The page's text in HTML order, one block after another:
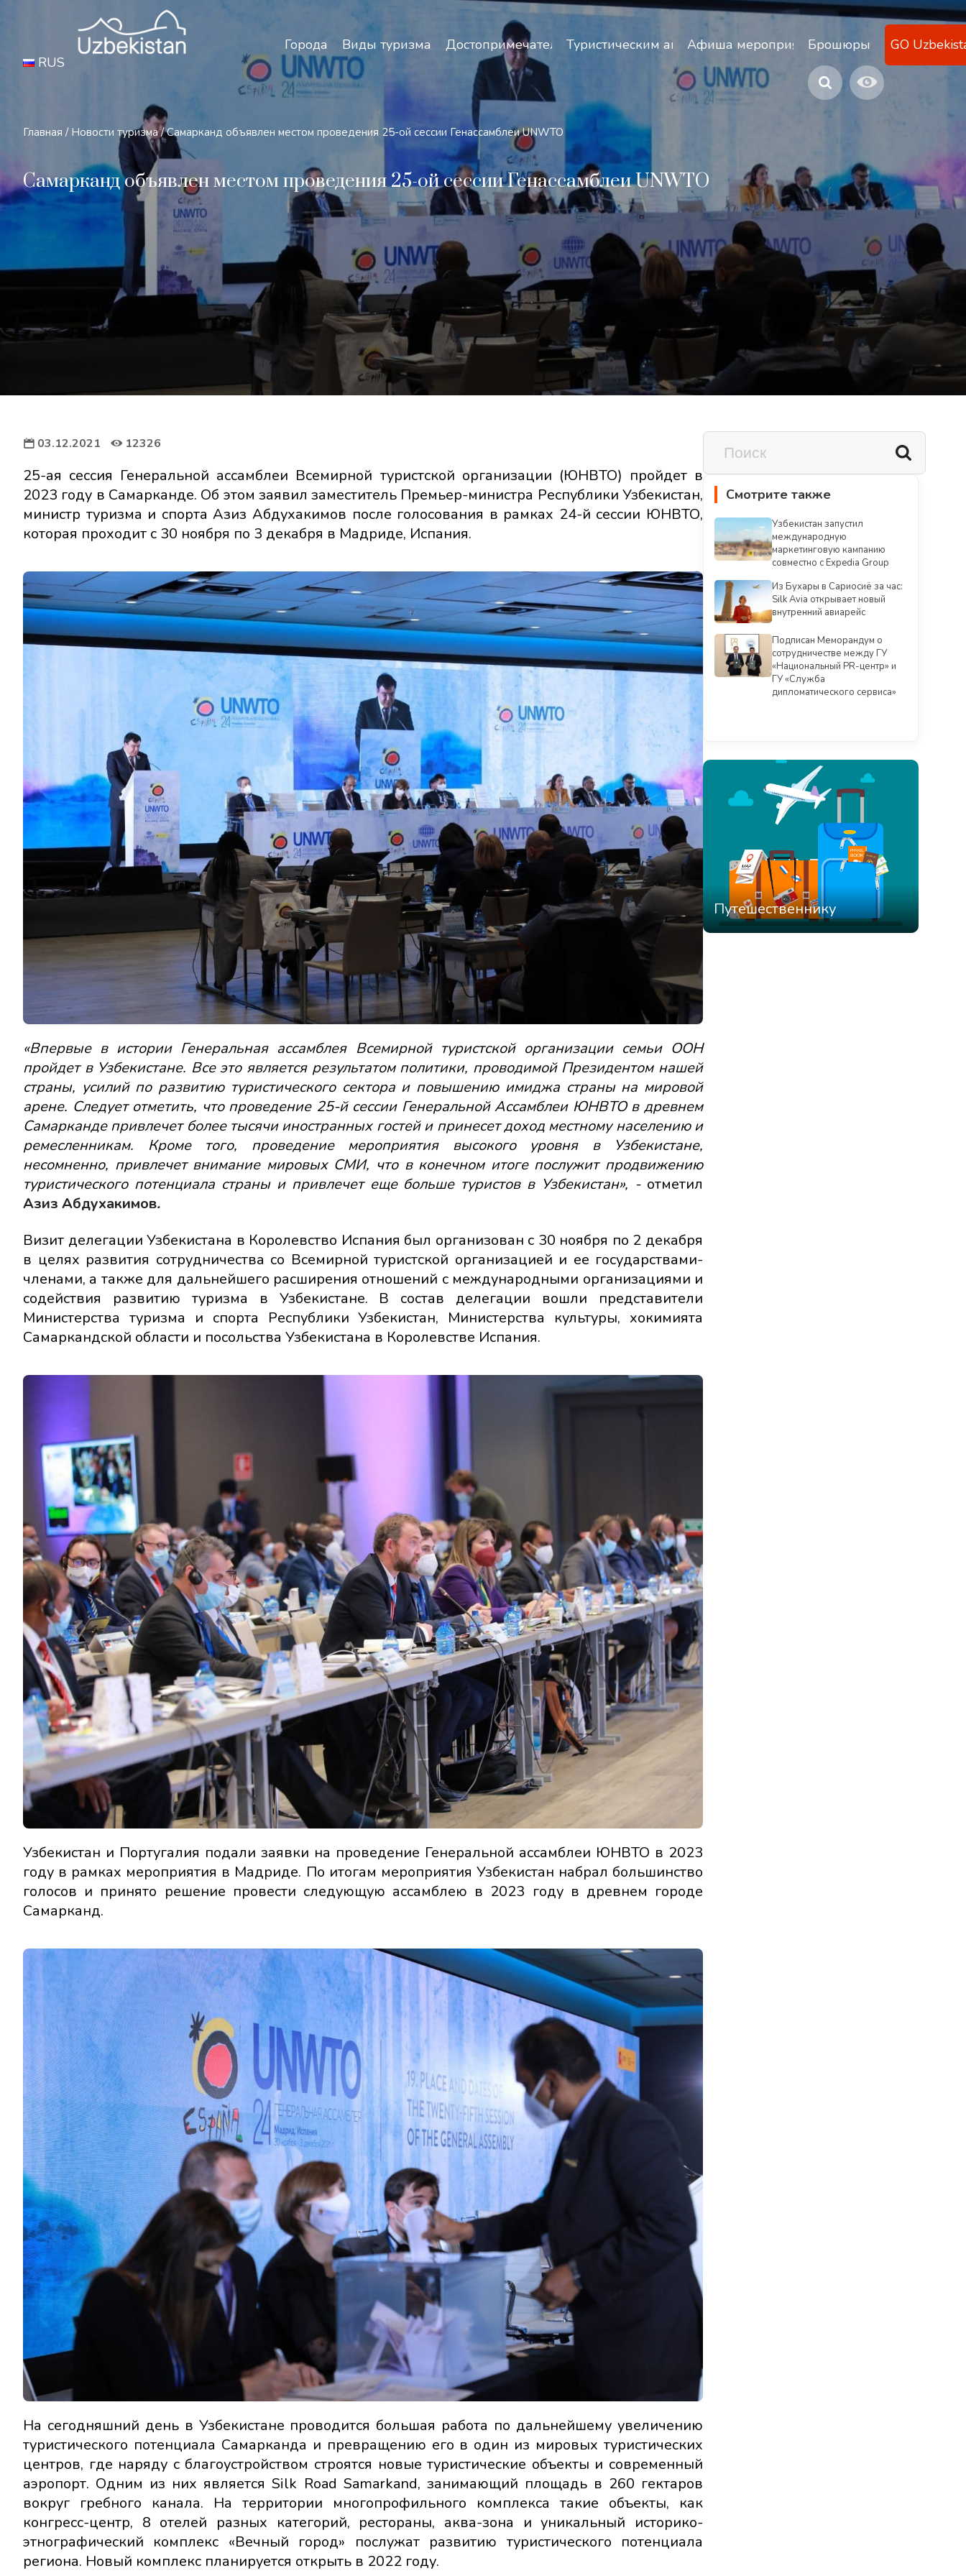
Безопасность и особенности путешествий по Узбекистану
Города
Виды туризма ДостопримечательностиТуристическим агентствамАфиша мероприятийБрошюры
GO
RUS
Главная / Новости туризма / Самарканд объявлен местом проведения 25-ой сессии Генассамблеи UNWTO
Самарканд объявлен местом проведения 25-ой сессии Генассамблеи UNWTO
03.12.2021 12326
25-ая сессия Генеральной ассамблеи Всемирной туристской организации (ЮНВТО) пройдет в
2023 году в Самарканде. Об этом заявил заместитель Премьер-министра Республики Узбекистан,
министр туризма и спорта Азиз Абдухакимов после голосования в рамках 24-й сессии ЮНВТО,
которая проходит с 30 ноября по 3 декабря в Мадриде, Испания.
«Впервые в истории Генеральная ассамблея Всемирной туристской организации семьи ООН
пройдет в Узбекистане. Все это является результатом политики, проводимой Президентом нашей
страны, усилий по развитию туристического сектора и повышению имиджа страны на мировой
арене. Следует отметить, что проведение 25-й сессии Генеральной Ассамблеи ЮНВТО в древнем
Самарканде привлечет более тысячи иностранных гостей и принесет доход местному населению и
ремесленникам. Кроме того, проведение мероприятия высокого уровня в Узбекистане,
несомненно, привлечет внимание мировых СМИ, что в конечном итоге послужит продвижению
туристического потенциала страны и привлечет еще больше туристов в Узбекистан», - отметил
Азиз Абдухакимов.
Визит делегации Узбекистана в Королевство Испания был организован с 30 ноября по 2 декабря
в целях развития сотрудничества со Всемирной туристской организацией и ее государствами-
членами, а также для дальнейшего расширения отношений с международными организациями и
содействия развитию туризма в Узбекистане. В состав делегации вошли представители
Министерства туризма и спорта Республики Узбекистан, Министерства культуры, хокимията
Самаркандской области и посольства Узбекистана в Королевстве Испания.
Узбекистан и Португалия подали заявки на проведение Генеральной ассамблеи ЮНВТО в 2023
году в рамках мероприятия в Мадриде. По итогам мероприятия Узбекистан набрал большинство
голосов и принято решение провести следующую ассамблею в 2023 году в древнем городе
Самарканд.
На сегодняшний день в Узбекистане проводится большая работа по дальнейшему увеличению
туристического потенциала Самарканда и превращению его в один из мировых туристических
центров, где наряду с благоустройством строятся новые туристические объекты и современный
аэропорт. Одним из них является Silk Road Samarkand, занимающий площадь в 260 гектаров
вокруг гребного канала. На территории многопрофильного комплекса такие объекты, как
конгресс-центр, 8 отелей разных категорий, рестораны, аква-зона и уникальный историко-
этнографический комплекс «Вечный город» послужат развитию туристического потенциала
региона. Новый комплекс планируется открыть в 2022 году.
Смотрите также
Узбекистан запустил
международную
маркетинговую кампанию
совместно с Expedia Group
Из Бухары в Сариосиё за час:
Silk Avia открывает новый
внутренний авиарейс
Подписан Меморандум о
сотрудничестве между ГУ
«Национальный PR-центр» и
ГУ «Служба
дипломатического сервиса»
Путешественнику